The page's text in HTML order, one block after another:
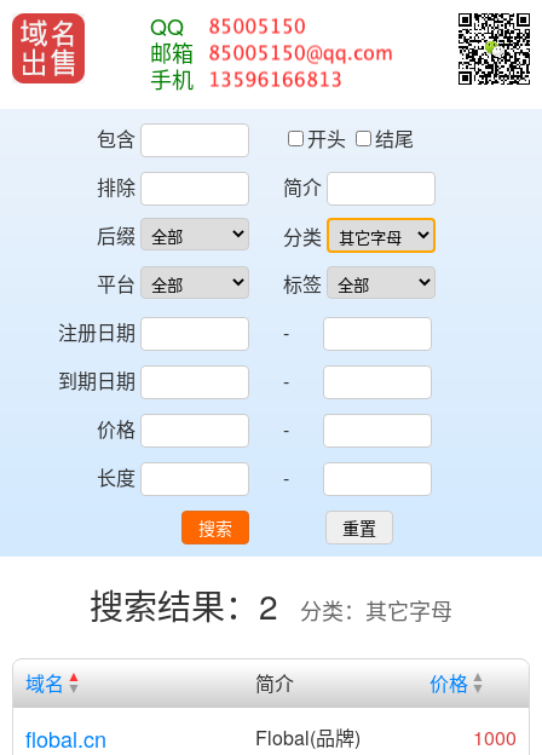
QQ
邮箱
手机
包含 开头
结尾
排除
简介
后缀
平台
分类
标签
注册日期
-
到期日期
-
价格
-
长度
-
搜索 重置
搜索结果：2 分类：其它字母
域名 简介 价格
flobal.cn Flobal(品牌) 1000